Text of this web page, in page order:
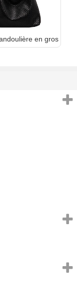
en gros